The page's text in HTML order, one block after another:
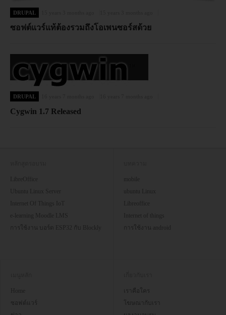
DRUPAL
ซอฟต์แวร์แท้ต้องรวมถึงโอเพนซอร์สด้วย
DRUPAL
Cygwin 1.7 Released
LibreOffice
Ubuntu Linux Server
Internet Of Things IoT
e-learning Moodle LMS
การใช้งาน บอร์ด ESP32 กับ Blockly
mobile
ubuntu Linux
Internet of things
การใช้งาน android
Home
ซอฟต์แวร์
เราคือใคร
โฆษณากับเรา